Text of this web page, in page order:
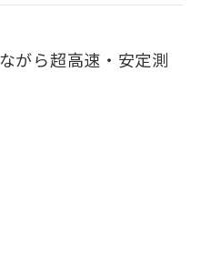
がら超高速・安定測